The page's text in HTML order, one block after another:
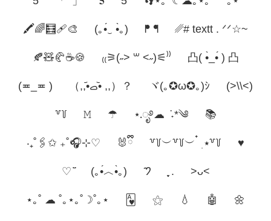
🖍️🌈🧮🩹🎨 (｡•́‿ •̀｡) ᖰ ᖳ ␥# textt . ᐟᐟ☆~
🍂🧸🥐☕🍪 ₍₍⚞(˶˃ ꒳ ˂˶)⚟⁾⁾ 凸( •̀_•́ ) 凸
(≖_≖ ) （,,•᷄‎ࡇ•᷅ ,,）？ ヾ(｡✪ω✪｡)ｼ (>\\<)
꒷꒦ 𝙼 ☂︎ ⋆.ೃ࿔☁︎ ݁ ˖*༄ 📚
‧₊˚🖇️✩ ₊˚🎧⊹♡ 🐰ྀི ꒷꒦︶꒷꒦︶ ๋ ࣭ ⭑꒷꒦ ♥︎
♡ ̆̈ (｡•́︿•̀｡) 𑁤 ֶָ֢. >ᴗ<
⋆｡˚ ☁︎ ˚｡⋆｡˚☽˚｡⋆ 🂱 ⚝ 💧 🤖 🌼